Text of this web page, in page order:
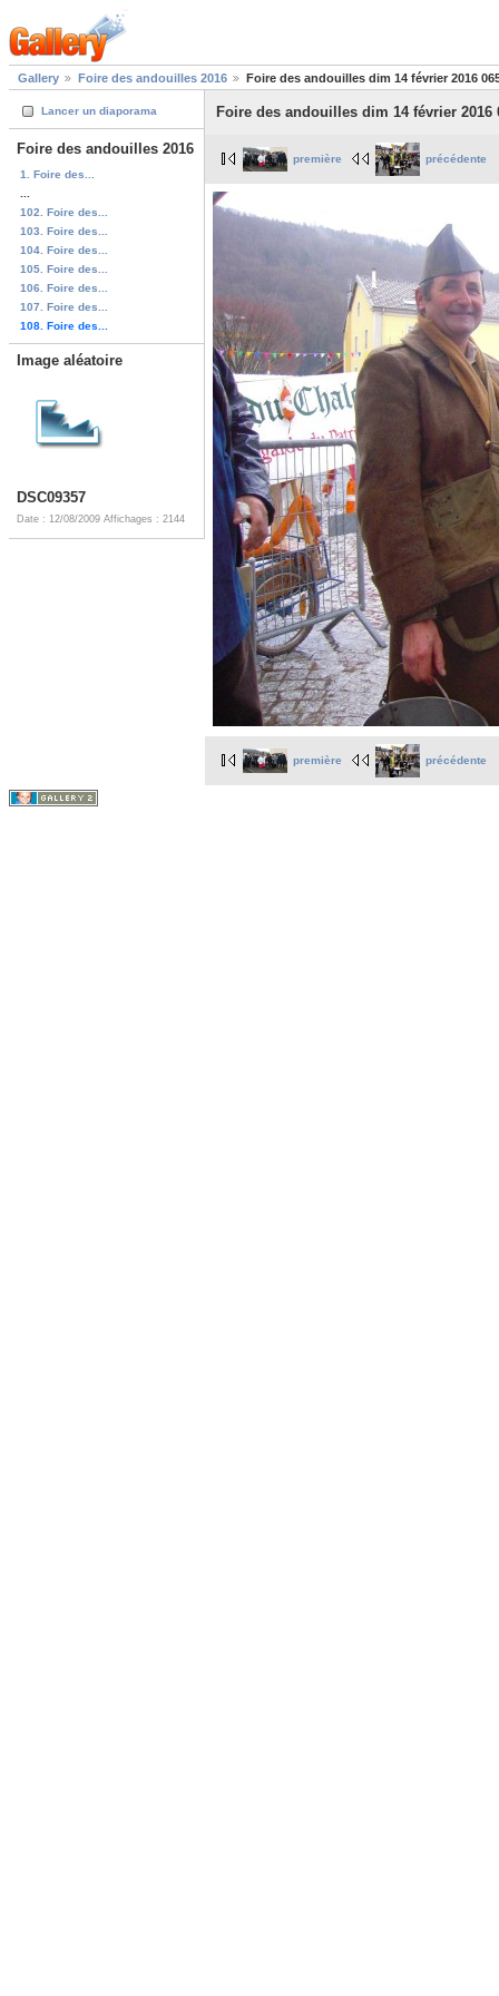
Gallery Foire des andouilles 2016 Foire des andouilles dim 14 février 2016
Lancer un diaporama
Foire des andouilles 2016
1. Foire des...
102. Foire des...
103. Foire des...
104. Foire des...
105. Foire des...
106. Foire des...
107. Foire des...
108. Foire des...
Image aléatoire
DSC09357
Date : 12/08/2009 Affichages : 2144
Foire des andouilles dim 14 février 2016
première précédente
première précédente